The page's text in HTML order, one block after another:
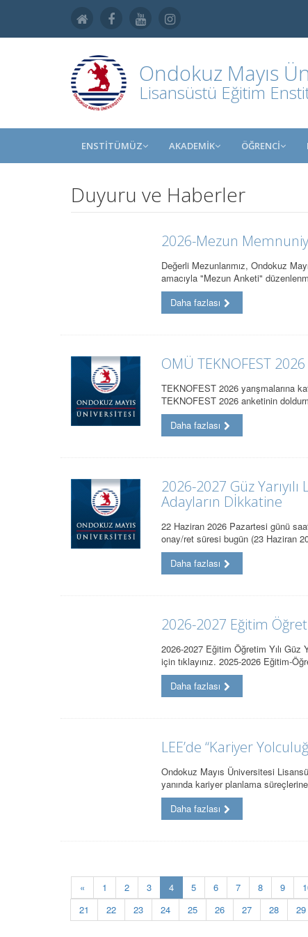
Ondokuz Mayıs
Lisansüstü Eğitim
ENSTİTÜMÜZ AKADEMİK ÖĞRENCİ
Duyuru ve Haberler
2026-Mezun
Değerli Mezunlarımız, Ondokuz
amacıyla "Mezun Anketi"
Daha fazlası
OMÜ TEKNOFEST 2026
TEKNOFEST 2026 yarışmalarına
TEKNOFEST 2026 anketinin
Daha fazlası
2026-2027 Güz
Adayların Dİkkatine
22 Haziran 2026 Pazartesi günü
onay/ret süresi bugün (23 Haziran
Daha fazlası
2026-2027 Eğitim
2026-2027 Eğitim Öğretim Yılı Güz
için tıklayınız. 2025-2026 Eğitim-
Daha fazlası
LEE’de “Kariyer
Ondokuz Mayıs Üniversitesi
yanında kariyer planlama
Daha fazlası
« 1 2 3 4(current)
5 6 7 8 9
21
22 23 24 25 26 27 28 29